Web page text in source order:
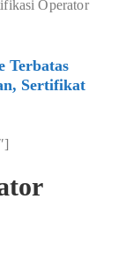
Operator
Terbatas
Sertifikat